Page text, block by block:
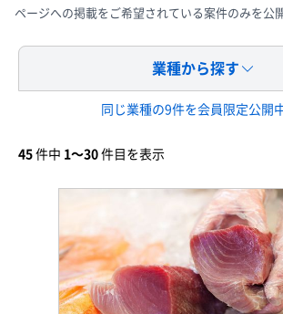
ページへの掲載をご希望されている案件のみを公
業種から探す
同じ業種の9件を会員限定公開
45 件中 1〜30 件目を表示